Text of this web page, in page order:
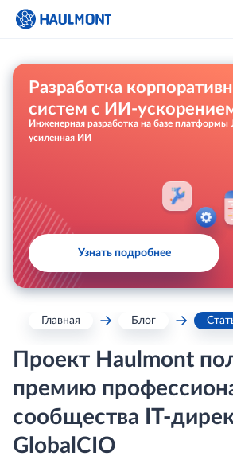
Разработка
систем с ИИ-
Инженерная разработка на базе платформы
усиленная ИИ
Узнать подробнее
Главная Блог
Проект Haulmont
премию
сообщества IT-
GlobalCIO